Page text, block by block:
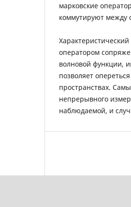
марковские
коммутируют между
оператором
волновой функции,
позволяет
пространствах.
непрерывного
наблюдаемой, и